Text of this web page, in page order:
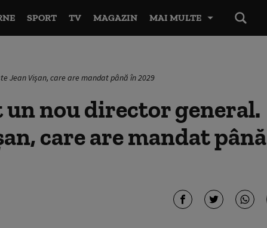
SPORT TV MAGAZIN MAI MULTE
Jean Vișan, care are mandat până în 2029
nou director general.
care are mandat până